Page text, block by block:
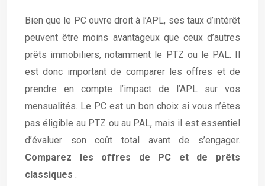
Bien que le PC ouvre droit à l’APL, ses taux d’intérêt
peuvent être moins avantageux que ceux d’autres
prêts immobiliers, notamment le PTZ ou le PAL. Il
est donc important de comparer les offres et de
prendre en compte l’impact de l’APL sur vos
mensualités. Le PC est un bon choix si vous n’êtes
pas éligible au PTZ ou au PAL, mais il est essentiel
d’évaluer son coût total avant de s’engager.
Comparez les offres de PC et de prêts
classiques .